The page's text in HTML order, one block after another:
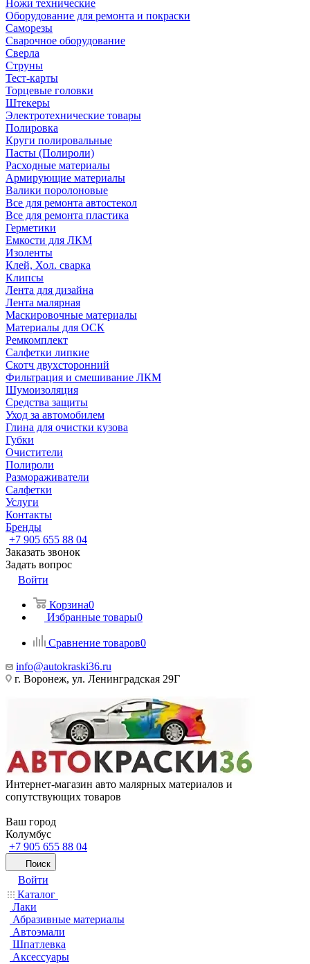
Ножи технические
Оборудование для ремонта и покраски
Саморезы
Сварочное оборудование
Сверла
Струны
Тест-карты
Торцевые головки
Штекеры
Электротехнические товары
Полировка
Круги полировальные
Пасты (Полироли)
Расходные материалы
Армирующие материалы
Валики поролоновые
Все для ремонта автостекол
Все для ремонта пластика
Герметики
Емкости для ЛКМ
Изоленты
Клей, Хол. сварка
Клипсы
Лента для дизайна
Лента малярная
Маскировочные материалы
Материалы для ОСК
Ремкомплект
Салфетки липкие
Скотч двухсторонний
Фильтрация и смешивание ЛКМ
Шумоизоляция
Средства защиты
Уход за автомобилем
Глина для очистки кузова
Губки
Очистители
Полироли
Размораживатели
Салфетки
Услуги
Контакты
Бренды
+7 905 655 88 04
Заказать звонок
Задать вопрос
Войти
Корзина0
Избранные товары0
Сравнение товаров0
info@autokraski36.ru
г. Воронеж, ул. Ленинградская 29Г
Интернет-магазин авто малярных материалов и
сопутствующих товаров
Ваш город
Колумбус
+7 905 655 88 04
Поиск
Войти
Каталог
Лаки
Абразивные материалы
Автоэмали
Шпатлевка
Аксессуары